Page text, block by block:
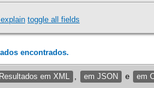
toggle all fields
encontrados.
Resultados em XML em JSON e em